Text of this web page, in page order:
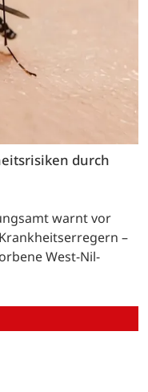
durch
warnt vor
–
West-Nil-